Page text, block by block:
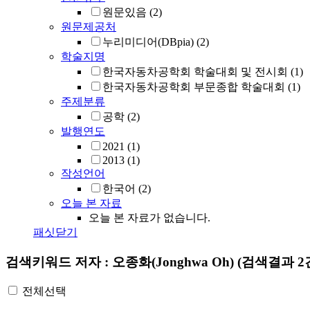
원문있음 (2)
원문제공처
누리미디어(DBpia) (2)
학술지명
한국자동차공학회 학술대회 및 전시회 (1)
한국자동차공학회 부문종합 학술대회 (1)
주제분류
공학 (2)
발행연도
2021 (1)
2013 (1)
작성언어
한국어 (2)
오늘 본 자료
오늘 본 자료가 없습니다.
패싯닫기
검색키워드 저자 : 오종화(Jonghwa Oh) (검색결과 2
전체선택